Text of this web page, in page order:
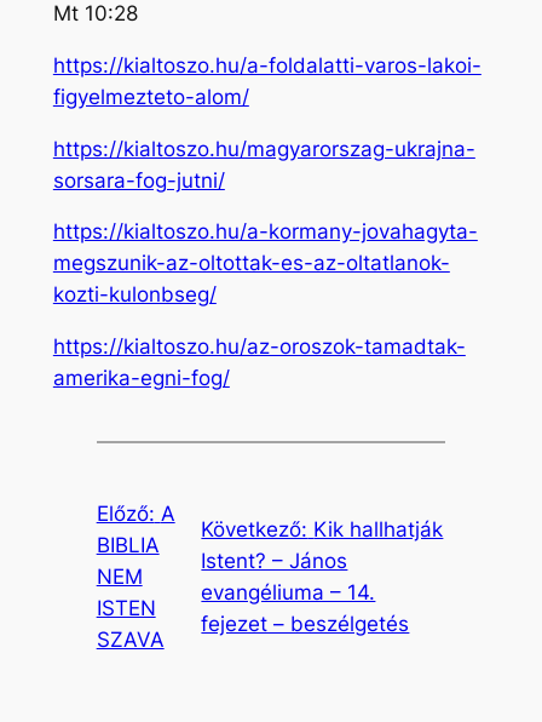
Mt 10:28
https://kialtoszo.hu/a-foldalatti-varos-lakoi-
figyelmezteto-alom/
https://kialtoszo.hu/magyarorszag-ukrajna-
sorsara-fog-jutni/
https://kialtoszo.hu/a-kormany-jovahagyta-
megszunik-az-oltottak-es-az-oltatlanok-
kozti-kulonbseg/
https://kialtoszo.hu/az-oroszok-tamadtak-
amerika-egni-fog/
Előző: A
BIBLIA
NEM
ISTEN
SZAVA
Következő: Kik hallhatják
Istent? – János
evangéliuma – 14.
fejezet – beszélgetés